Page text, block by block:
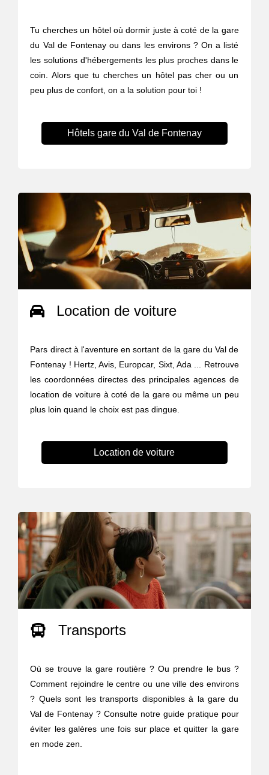
Tu cherches un hôtel où dormir juste à coté de la gare
du Val de Fontenay ou dans les environs ? On a listé
les solutions d'hébergements les plus proches dans le
coin. Alors que tu cherches un hôtel pas cher ou un
peu plus de confort, on a la solution pour toi !
Hôtels gare du Val de Fontenay
Location de voiture
Pars direct à l'aventure en sortant de la gare du Val de
Fontenay ! Hertz, Avis, Europcar, Sixt, Ada ... Retrouve
les coordonnées directes des principales agences de
location de voiture à coté de la gare ou même un peu
plus loin quand le choix est pas dingue.
Location de voiture
Transports
Où se trouve la gare routière ? Ou prendre le bus ?
Comment rejoindre le centre ou une ville des environs
? Quels sont les transports disponibles à la gare du
Val de Fontenay ? Consulte notre guide pratique pour
éviter les galères une fois sur place et quitter la gare
en mode zen.